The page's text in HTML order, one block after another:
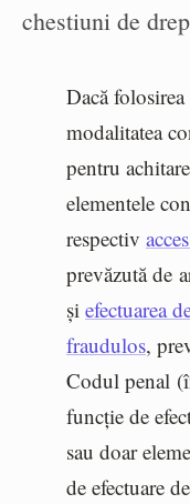
chestiuni de
Dacă
modalitatea
pentru
elementele
respectiv
prevăzută de
și efectuarea
fraudulos,
Codul penal
funcție de
sau doar
de efectuare